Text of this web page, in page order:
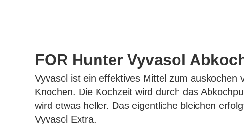
FOR Hunter Vyvasol
Vyvasol ist ein effektives Mittel zum auskochen
Knochen. Die Kochzeit wird durch das
wird etwas heller. Das eigentliche bleichen
Vyvasol Extra.